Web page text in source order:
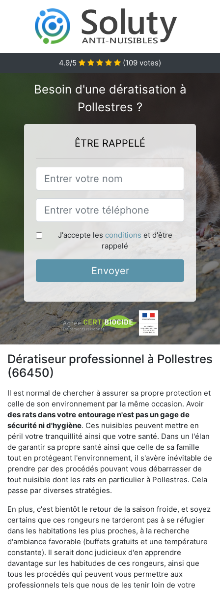
4.9/5 (109 votes)
Besoin d'une dératisation à
Pollestres ?
ÊTRE RAPPELÉ
J'accepte les conditions et d'être
rappelé
Envoyer
Dératiseur professionnel à Pollestres
(66450)
Il est normal de chercher à assurer sa propre protection et
celle de son environnement par la même occasion. Avoir
des rats dans votre entourage n'est pas un gage de
sécurité ni d'hygiène. Ces nuisibles peuvent mettre en
péril votre tranquillité ainsi que votre santé. Dans un l'élan
de garantir sa propre santé ainsi que celle de sa famille
tout en protégeant l'environnement, il s'avère inévitable de
prendre par des procédés pouvant vous débarrasser de
tout nuisible dont les rats en particulier à Pollestres. Cela
passe par diverses stratégies.
En plus, c'est bientôt le retour de la saison froide, et soyez
certains que ces rongeurs ne tarderont pas à se réfugier
dans les habitations les plus proches, à la recherche
d'ambiance favorable (buffets gratuits et une température
constante). Il serait donc judicieux d'en apprendre
davantage sur les habitudes de ces rongeurs, ainsi que
tous les procédés qui peuvent vous permettre aux
professionnels tels que nous de les tenir loin de votre